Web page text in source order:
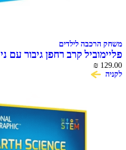
משחק הרכבה לילדים
פליימוביל קרב רחפן גיבור עם
₪ 129.00
לקניה